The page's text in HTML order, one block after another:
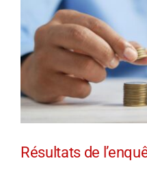
Résultats de